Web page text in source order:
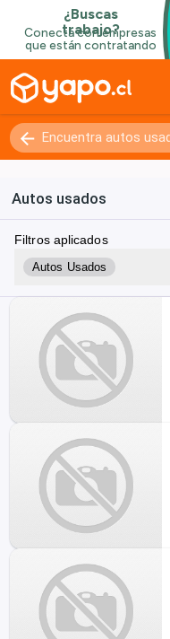
Autos usados
Filtros aplicados
Autos Usados